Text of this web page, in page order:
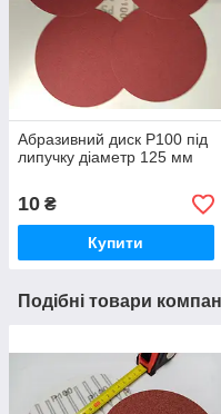
Абразивний диск Р100 під
липучку діаметр 125 мм
10 ₴
Купити
Подібні товари